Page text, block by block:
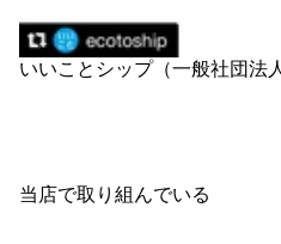
いいことシップ（一般社団法
当店で取り組んでいる